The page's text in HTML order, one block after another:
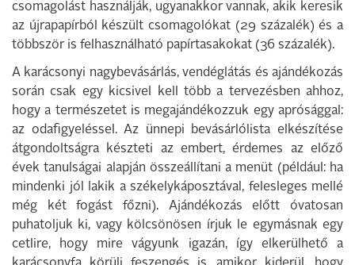
csomagolást használják, ugyanakkor vannak, akik keresik
az újrapapírból készült csomagolókat (29 százalék) és a
többször is felhasználható papírtasakokat (36 százalék).
A karácsonyi nagybevásárlás, vendéglátás és ajándékozás
során csak egy kicsivel kell több a tervezésben ahhoz,
hogy a természetet is megajándékozzuk egy aprósággal:
az odafigyeléssel. Az ünnepi bevásárlólista elkészítése
átgondoltságra készteti az embert, érdemes az előző
évek tanulságai alapján összeállítani a menüt (például: ha
mindenki jól lakik a székelykáposztával, felesleges mellé
még két fogást főzni). Ajándékozás előtt óvatosan
puhatoljuk ki, vagy kölcsönösen írjuk le egymásnak egy
cetlire, hogy mire vágyunk igazán, így elkerülhető a